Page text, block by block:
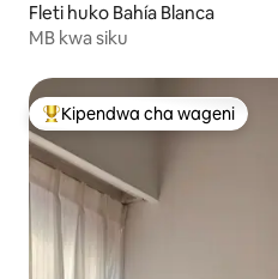
Fleti huko Bahía Blanca
MB kwa siku
Kipendwa maarufu cha wageni
Kipendwa cha wageni